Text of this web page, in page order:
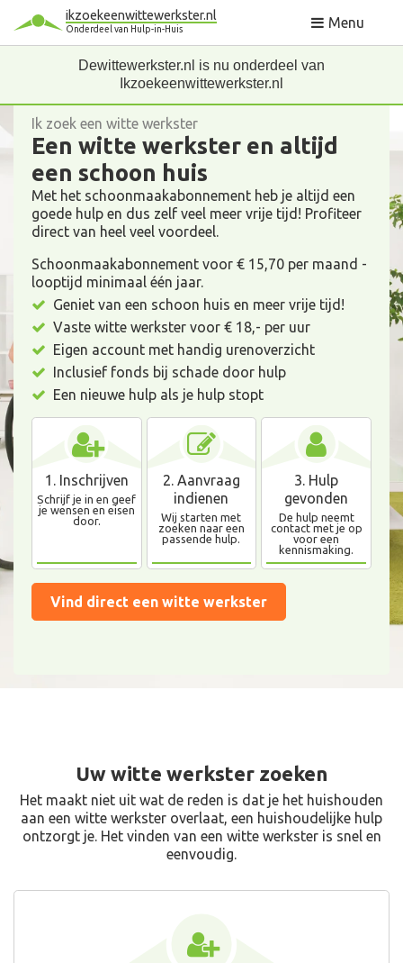
ikzoekeenwittewerkster.nl
Onderdeel van Hulp-in-Huis Menu
Dewittewerkster.nl is nu onderdeel van
Ikzoekeenwittewerkster.nl
Ik zoek een witte werkster
Een witte werkster en altijd
een schoon huis
Met het schoonmaakabonnement heb je altijd een
goede hulp en dus zelf veel meer vrije tijd! Profiteer
direct van heel veel voordeel.
Schoonmaakabonnement voor € 15,70 per maand -
looptijd minimaal één jaar.
Geniet van een schoon huis en meer vrije tijd!
Vaste witte werkster voor € 18,- per uur
Eigen account met handig urenoverzicht
Inclusief fonds bij schade door hulp
Een nieuwe hulp als je hulp stopt
1. Inschrijven
Schrijf je in en geef
je wensen en eisen
door.
2. Aanvraag
indienen
Wij starten met
zoeken naar een
passende hulp.
3. Hulp
gevonden
De hulp neemt
contact met je op
voor een
kennismaking.
Vind direct een witte werkster
Uw witte werkster zoeken
Het maakt niet uit wat de reden is dat je het huishouden
aan een witte werkster overlaat, een huishoudelijke hulp
ontzorgt je. Het vinden van een witte werkster is snel en
eenvoudig.